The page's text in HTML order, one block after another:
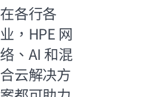
在各行各
业，HPE 网
络、AI 和混
合云解决方